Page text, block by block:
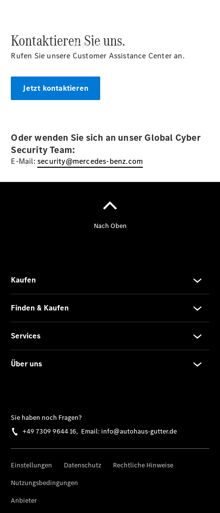
Über uns
Kontakt
Ansprechpartner
vereinbaren
Karriere
Kontaktieren Sie uns.
Rufen Sie unsere Customer Assistance Center an.
Jetzt kontaktieren
Oder wenden Sie sich an unser Global Cyber
Security Team:
E-Mail:security@mercedes-benz.com